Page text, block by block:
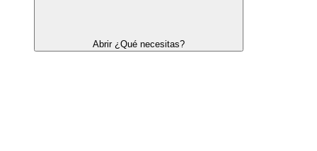
Abrir ¿Qué necesitas?